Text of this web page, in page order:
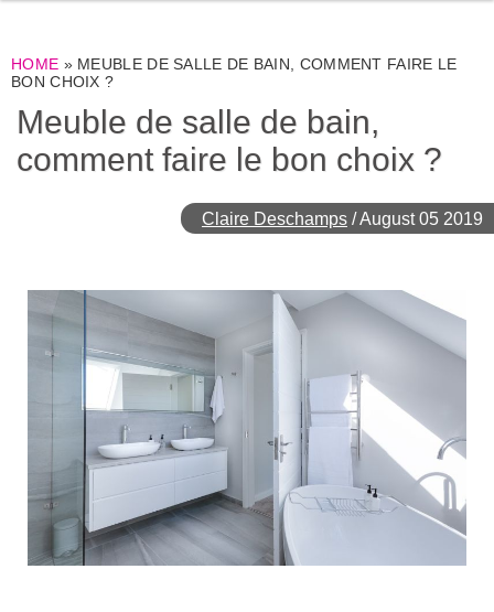
HOME » MEUBLE DE SALLE DE BAIN, COMMENT FAIRE LE
BON CHOIX ?
Meuble de salle de bain,
comment faire le bon choix ?
Claire Deschamps /August 05 2019